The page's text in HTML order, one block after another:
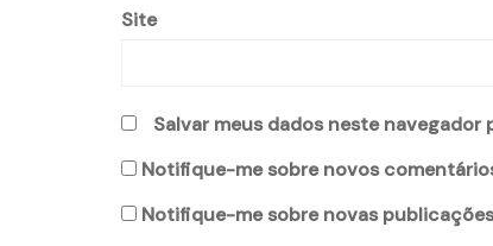
Site
Salvar meus dados neste navegador
Notifique-me sobre novos
Notifique-me sobre novas